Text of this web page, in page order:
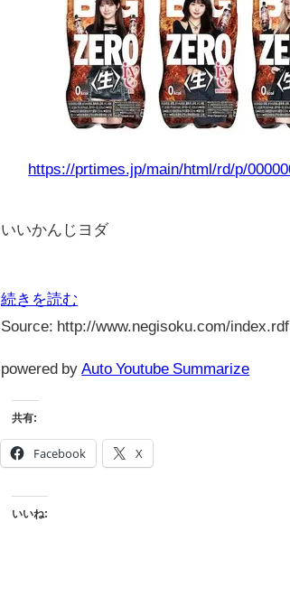
https://prtimes.jp/main/html/rd/p/
いいかんじヨダ
続きを読む
Source: http://www.negisoku.com/index.rdf
powered by Auto Youtube Summarize
共有:
Facebook X
いいね: